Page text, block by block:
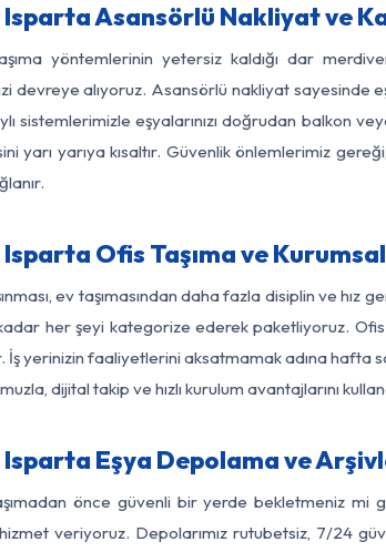
Asansörlü Nakliyat ve
yöntemlerinin yetersiz kaldığı dar
devreye alıyoruz. Asansörlü nakliyat sayesinde
sistemlerimizle eşyalarınızı doğrudan balkon
yarı yarıya kısaltır. Güvenlik önlemlerimiz
Ofis Taşıma ve
ev taşımasından daha fazla disiplin ve
her şeyi kategorize ederek paketliyoruz. Ofis
İş yerinizin faaliyetlerini aksatmamak adına hafta
dijital takip ve hızlı kurulum avantajlarını
Eşya Depolama ve
taşımadan önce güvenli bir yerde bekletmeniz
veriyoruz. Depolarımız rutubetsiz, 7/24